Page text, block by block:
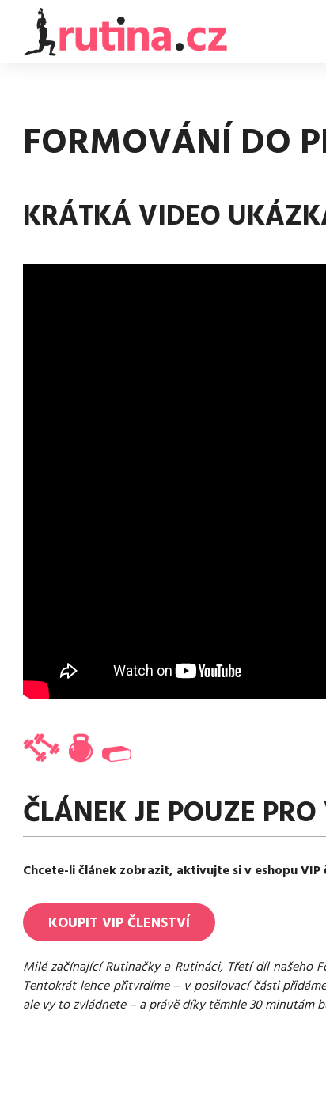
FORMOVÁNÍ DO
KRÁTKÁ VIDEO
ČLÁNEK JE POUZE
Chcete-li článek zobrazit, aktivujte si v eshopu
KOUPIT VIP ČLENSTVÍ
Milé začínající Rutinačky a Rutináci, Třetí díl našeho
Tentokrát lehce přitvrdíme – v posilovací části
ale vy to zvládnete – a právě díky těmhle 30 minutám